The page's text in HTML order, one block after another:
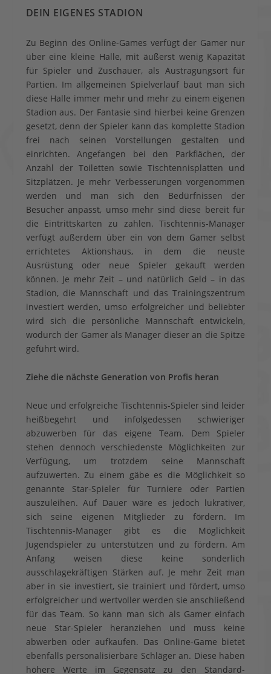
DEIN EIGENES STADION
Zu Beginn des Online-Games verfügt der Gamer nur
über eine kleine Halle, mit äußerst wenig Kapazität
für Spieler und Zuschauer, als Austragungsort für
Partien. Im allgemeinen Spielverlauf baut man sich
diese Halle immer mehr und mehr zu einem eigenen
Stadion aus. Der Fantasie sind hierbei keine Grenzen
gesetzt, denn der Spieler kann das komplette Stadion
frei nach seinen Vorstellungen gestalten und
einrichten. Angefangen bei den Parkflächen, der
Anzahl der Toiletten sowie Tischtennisplatten und
Sitzplätzen. Je mehr Verbesserungen vorgenommen
werden und man sich den Bedürfnissen der
Besucher anpasst, umso mehr sind diese bereit für
die Eintrittskarten zu zahlen. Tischtennis-Manager
verfügt außerdem über ein von dem Gamer selbst
errichtetes Aktionshaus, in dem die neuste
Ausrüstung oder neue Spieler gekauft werden
können. Je mehr Zeit – und natürlich Geld – in das
Stadion, die Mannschaft und das Trainingszentrum
investiert werden, umso erfolgreicher und beliebter
wird sich die persönliche Mannschaft entwickeln,
wodurch der Gamer als Manager dieser an die Spitze
geführt wird.
Ziehe die nächste Generation von Profis heran
Neue und erfolgreiche Tischtennis-Spieler sind leider
heißbegehrt und infolgedessen schwieriger
abzuwerben für das eigene Team. Dem Spieler
stehen dennoch verschiedenste Möglichkeiten zur
Verfügung, um trotzdem seine Mannschaft
aufzuwerten. Zu einem gäbe es die Möglichkeit so
genannte Star-Spieler für Turniere oder Partien
auszuleihen. Auf Dauer wäre es jedoch lukrativer,
sich seine eigenen Mitglieder zu fördern. Im
Tischtennis-Manager gibt es die Möglichkeit
Jugendspieler zu unterstützen und zu fördern. Am
Anfang weisen diese keine sonderlich
ausschlagekräftigen Stärken auf. Je mehr Zeit man
aber in sie investiert, sie trainiert und fördert, umso
erfolgreicher und wertvoller werden sie anschließend
für das Team. So kann man sich als Gamer einfach
neue Star-Spieler heranziehen und muss keine
abwerben oder aufkaufen. Das Online-Game bietet
ebenfalls personalisierbare Schläger an. Diese haben
höhere Werte im Gegensatz zu den Standard-